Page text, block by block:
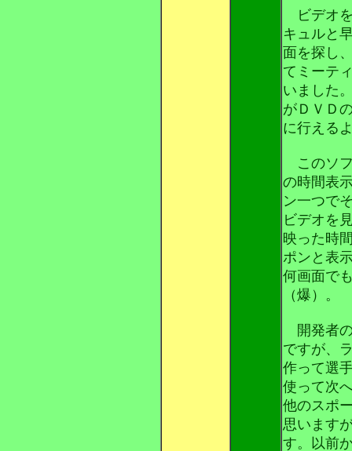
ビデオを
キュルと
面を探し
てミーテ
いました
がＤＶＤ
に行える
このソフ
の時間表
ン一つで
ビデオを
映った時
ポンと表
何画面で
（爆）。
開発者の
ですが、
作って選
使って次
他のスポ
思います
す。以前